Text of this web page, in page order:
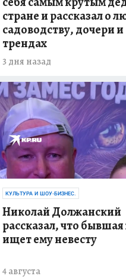
стране и рассказал о
садоводству, дочери и
трендах
3 дня назад
КУЛЬТУРА И ШОУ-БИЗНЕС.
Николай Должанский
рассказал, что
ищет ему невесту
4 августа